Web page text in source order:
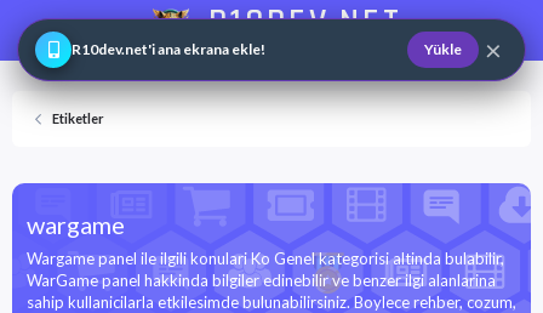
R10DEV.NET
Web ve Game Master
Etiketler
wargame
Wargame panel ile ilgili konulari Ko Genel kategorisi altinda bulabilir,
WarGame panel hakkinda bilgiler edinebilir ve benzer ilgi alanlarina
sahip kullanicilarla etkilesimde bulunabilirsiniz. Boylece rehber, cozum,
R10dev.net'i ana ekrana ekle! Yükle ×